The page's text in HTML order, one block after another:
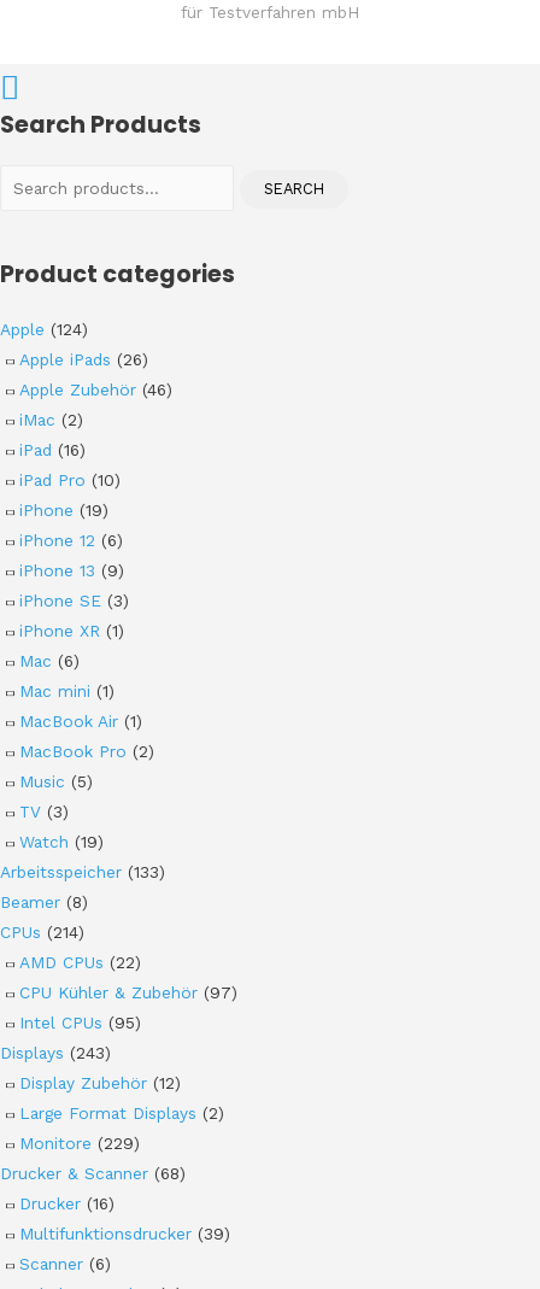
für Testverfahren mbH
Search Products
SEARCH
Product categories
Apple (124)
Apple iPads (26)
Apple Zubehör (46)
iMac (2)
iPad (16)
iPad Pro (10)
iPhone (19)
iPhone 12 (6)
iPhone 13 (9)
iPhone SE (3)
iPhone XR (1)
Mac (6)
Mac mini (1)
MacBook Air (1)
MacBook Pro (2)
Music (5)
TV (3)
Watch (19)
Arbeitsspeicher (133)
Beamer (8)
CPUs (214)
AMD CPUs (22)
CPU Kühler & Zubehör (97)
Intel CPUs (95)
Displays (243)
Display Zubehör (12)
Large Format Displays (2)
Monitore (229)
Drucker & Scanner (68)
Drucker (16)
Multifunktionsdrucker (39)
Scanner (6)